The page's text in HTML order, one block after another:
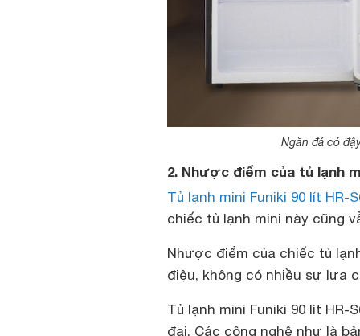
Ngăn đá có
2. Nhược điểm của tủ lạnh
Tủ lạnh mini Funiki 90 lít HR-
chiếc tủ lạnh mini này cũng
Nhược điểm của chiếc tủ
điệu, không có nhiều sự lựa
Tủ lạnh mini Funiki 90 lít
đại. Các công nghệ như là